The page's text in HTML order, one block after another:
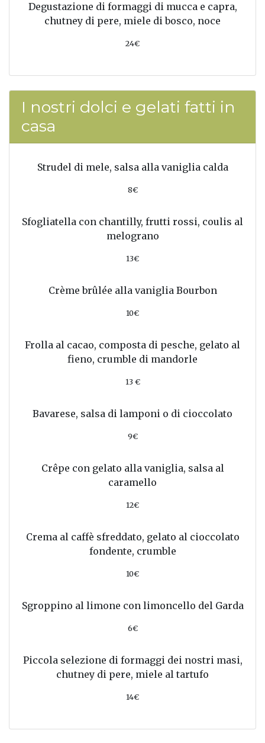
Degustazione di formaggi di mucca e capra,
chutney di pere, miele di bosco, noce
24€
I nostri dolci e gelati fatti in
casa
Strudel di mele, salsa alla vaniglia calda
8€
Sfogliatella con chantilly, frutti rossi, coulis al
melograno
13€
Crème brûlée alla vaniglia Bourbon
10€
Frolla al cacao, composta di pesche, gelato al
fieno, crumble di mandorle
13 €
Bavarese, salsa di lamponi o di cioccolato
9€
Crêpe con gelato alla vaniglia, salsa al
caramello
12€
Crema al caffè sfreddato, gelato al cioccolato
fondente, crumble
10€
Sgroppino al limone con limoncello del Garda
6€
Piccola selezione di formaggi dei nostri masi,
chutney di pere, miele al tartufo
14€